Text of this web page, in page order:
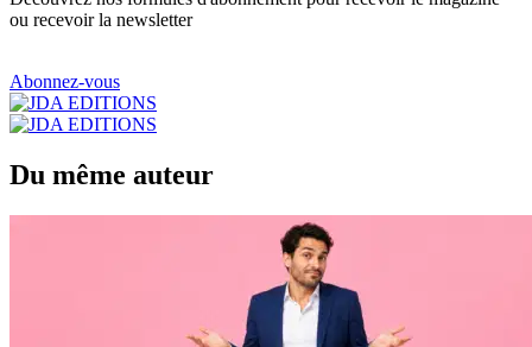
ou recevoir la newsletter
Abonnez-vous
Du même auteur